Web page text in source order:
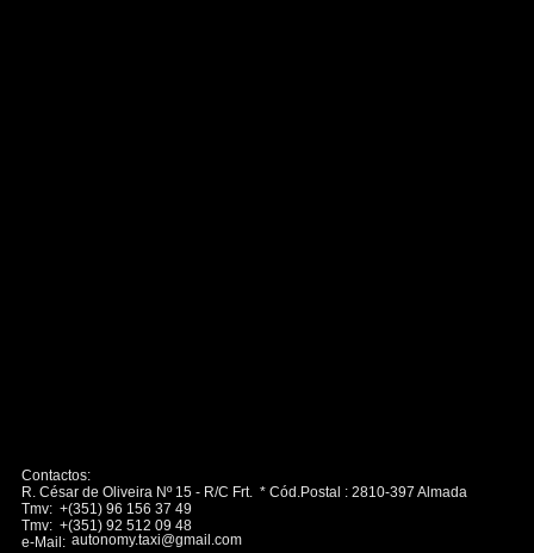
Contactos:
R. César de Oliveira Nº 15 - R/C Frt. * Cód.Postal : 2810-397 Almada
Tmv: +(351) 96 156 37 49
Tmv: +(351) 92 512 09 48
e-Mail: autonomy.taxi@gmail.com